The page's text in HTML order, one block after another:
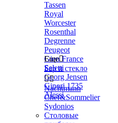
Tassen
Royal
Worcester
Rosenthal
Degrenne
Peugeot
Gien France
Seletti
Georg Jensen
Ginori 1735
Alessi
Еще
Бар и стекло

Nachtmann
Chef&Sommelier
Sydonios
Столовые